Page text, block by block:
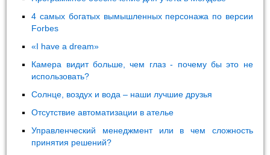
4 самых богатых вымышленных персонажа по версии
Forbes
«I have a dream»
Камера видит больше, чем глаз - почему бы это не
использовать?
Солнце, воздух и вода – наши лучшие друзья
Отсутствие автоматизации в ателье
Управленческий менеджмент или в чем сложность
принятия решений?